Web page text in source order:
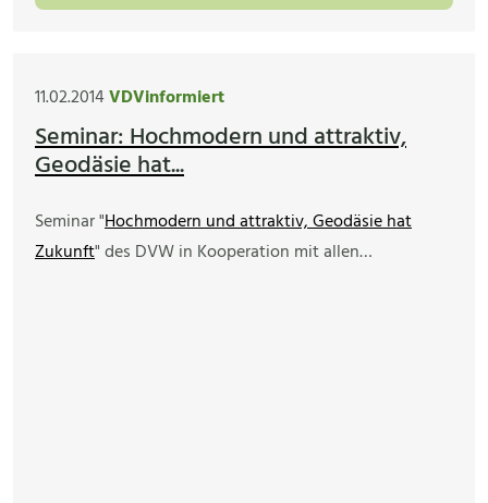
11.02.2014VDVinformiert
Seminar: Hochmodern und attraktiv,
Geodäsie hat...
Seminar "Hochmodern und attraktiv, Geodäsie hat
Zukunft" des DVW in Kooperation mit allen…